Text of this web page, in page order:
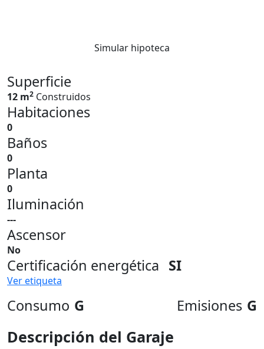
Simular hipoteca
Superficie
12 m2 Construidos
Habitaciones
0
Baños
0
Planta
0
Iluminación
---
Ascensor
No
Certificación energética SI
Ver etiqueta
Consumo G Emisiones G
Descripción del Garaje